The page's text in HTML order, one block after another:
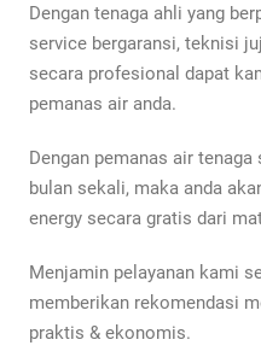
Dengan tenaga ahli yang
service bergaransi, teknisi
secara profesional dapat
pemanas air anda.
Dengan pemanas air
bulan sekali, maka anda
energy secara gratis dari
Menjamin pelayanan kami
memberikan rekomendasi
praktis & ekonomis.